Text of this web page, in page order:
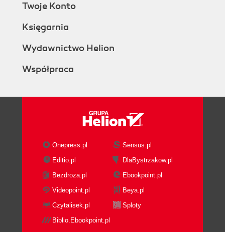
Twoje Konto
Księgarnia
Wydawnictwo Helion
Współpraca
Onepress.pl
Sensus.pl
Editio.pl
DlaBystrzakow.pl
Bezdroza.pl
Ebookpoint.pl
Videopoint.pl
Beya.pl
Czytalisek.pl
Sploty
Biblio.Ebookpoint.pl